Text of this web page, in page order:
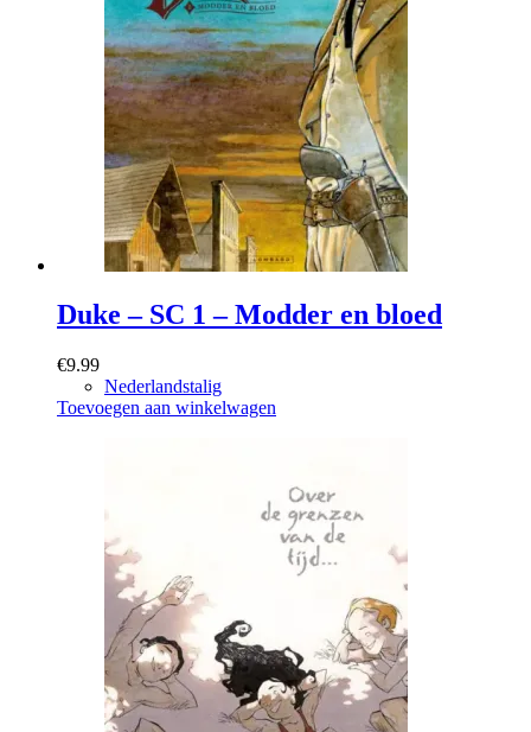
Duke – SC 1 – Modder en bloed
€9.99
Nederlandstalig
Toevoegen aan winkelwagen